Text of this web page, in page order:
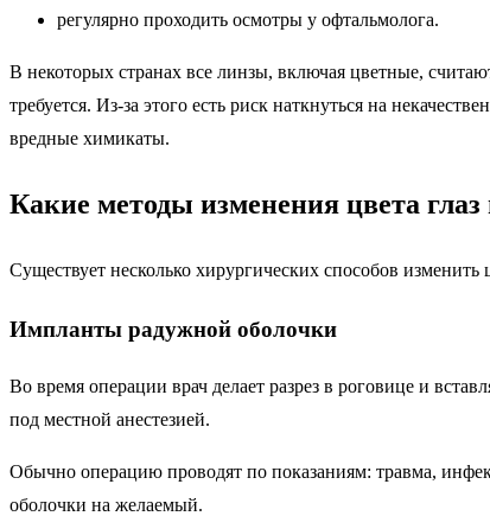
регулярно проходить осмотры у офтальмолога.
В некоторых странах все линзы, включая цветные,
требуется. Из-за этого есть риск наткнуться на
вредные химикаты.
Какие методы изменения цвета
Существует несколько хирургических способов
Импланты радужной оболочки
Во время операции врач делает разрез в роговице и
под местной анестезией.
Обычно операцию проводят по показаниям: травма,
оболочки на желаемый.